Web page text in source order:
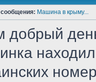
Машина в крыму...
добрый